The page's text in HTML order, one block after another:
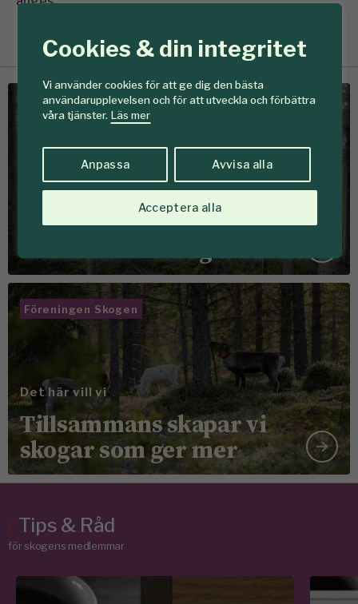
Cookies & din integritet
Vi använder cookies för att ge dig den bästa
användarupplevelsen och för att utveckla och förbättra
våra tjänster. Läs mer
Anpassa Avvisa alla
Acceptera alla
Föreningen Skogen
I 140 år har vi verkat för
aktivare & hållbarare
brukande av skogen
Föreningen Skogen
Det här vill vi
Tillsammans skapar vi
skogar som ger mer
/Tips & Råd
för skogens medlemmar